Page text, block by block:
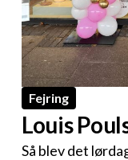
Fejring
Louis
Så blev det